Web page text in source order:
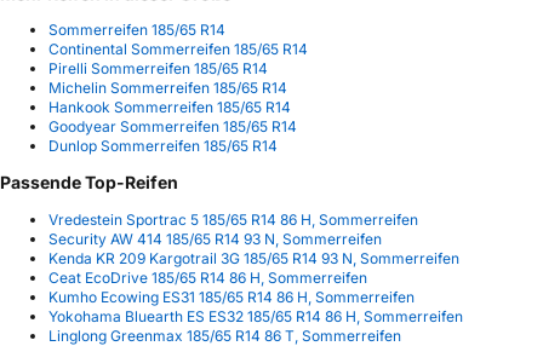
Sommerreifen 185/65 R14
Continental Sommerreifen 185/65 R14
Pirelli Sommerreifen 185/65 R14
Michelin Sommerreifen 185/65 R14
Hankook Sommerreifen 185/65 R14
Goodyear Sommerreifen 185/65 R14
Dunlop Sommerreifen 185/65 R14
Passende Top-Reifen
Vredestein Sportrac 5 185/65 R14 86 H, Sommerreifen
Security AW 414 185/65 R14 93 N, Sommerreifen
Kenda KR 209 Kargotrail 3G 185/65 R14 93 N, Sommerreifen
Ceat EcoDrive 185/65 R14 86 H, Sommerreifen
Kumho Ecowing ES31 185/65 R14 86 H, Sommerreifen
Yokohama Bluearth ES ES32 185/65 R14 86 H, Sommerreifen
Linglong Greenmax 185/65 R14 86 T, Sommerreifen